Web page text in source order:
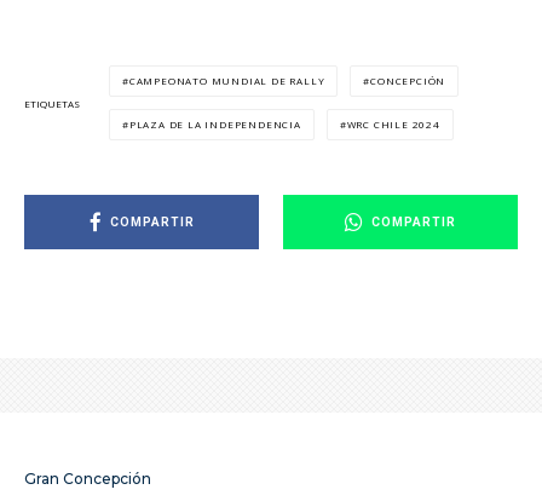
ETIQUETAS
CAMPEONATO MUNDIAL DE RALLY CONCEPCIÓN
PLAZA DE LA INDEPENDENCIA WRC CHILE 2024
COMPARTIR COMPARTIR
Gran Concepción